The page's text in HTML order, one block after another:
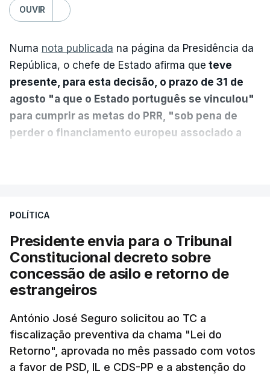
OUVIR
Numa nota publicada na página da Presidência da
República, o chefe de Estado afirma que teve
presente, para esta decisão, o prazo de 31 de
agosto "a que o Estado português se vinculou"
para cumprir as metas do PRR, "sob pena de
perder o financiamento europeu associado a
sistema mais simples, mais justo e transparente".
"Sempre que seja possível reduzir burocracias,
eliminar sobreposições e garantir que os apoios
chegam a quem mais necessita, estaremos a dar
um passo na direção certa", argumenta o
Presidente da República.
Assegurar que "ninguém é
POLÍTICA
Presidente envia para o Tribunal
Constitucional decreto sobre
concessão de asilo e retorno de
estrangeiros
António José Seguro solicitou ao TC a
fiscalização preventiva da chama "Lei do
Retorno", aprovada no mês passado com votos
a favor de PSD, IL e CDS-PP e a abstenção do